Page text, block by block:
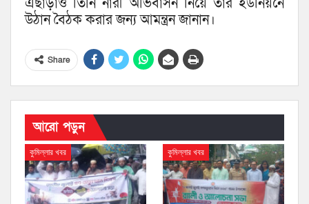
এছাড়াও তিনি নারী অভিবাসন নিয়ে তার ইউনিয়নে
উঠান বৈঠক করার জন্য আমন্ত্রন জানান।
Share
আরো পড়ুন
কুমিল্লার খবর কুমিল্লার খবর